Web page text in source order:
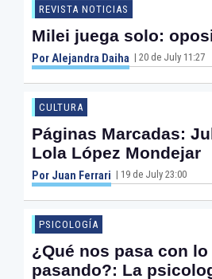
REVISTA NOTICIAS
Milei juega solo:
Por Alejandra Daiha | 20 de July 11:27
CULTURA
Páginas Marcadas:
Lola López Mondejar
Por Juan Ferrari | 19 de July 23:00
PSICOLOGÍA
¿Qué nos pasa con
pasando?: La